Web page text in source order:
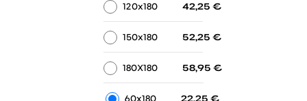
120x180 42,25 €
150x180 52,25 €
- 180X180 58,95 €
60x180 22,25€